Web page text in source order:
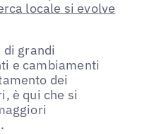
locale si evolve
di grandi
e cambiamenti
dei
è qui che si